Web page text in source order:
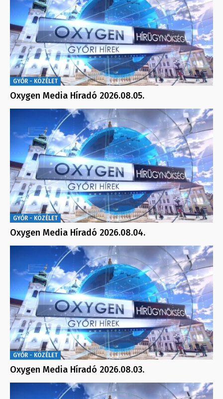
GYŐR - KÖZÉLET
Oxygen Media Híradó 2026.08.05.
GYŐR - KÖZÉLET
Oxygen Media Híradó 2026.08.04.
GYŐR - KÖZÉLET
Oxygen Media Híradó 2026.08.03.